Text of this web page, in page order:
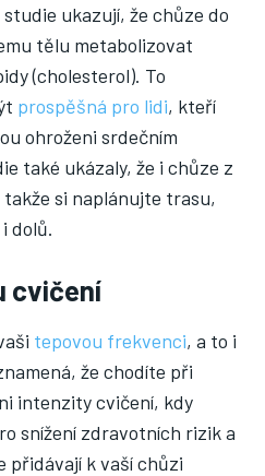
ukazují, že chůze do
tělu metabolizovat
(cholesterol). To
prospěšná pro lidi, kteří
ohroženi srdečním
také ukázaly, že i chůze z
si naplánujte trasu,
dolů.
cvičení
tepovou frekvenci, a to i
že chodíte při
intenzity cvičení, kdy
snížení zdravotních rizik a
přidávají k vaší chůzi